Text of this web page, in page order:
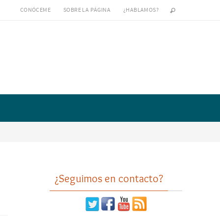
CONÓCEME SOBRE LA PÁGINA ¿HABLAMOS?
¿Seguimos en contacto?